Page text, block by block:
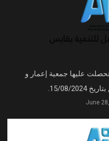
تحصلت عليها جمعية إعمار و
08/2024.